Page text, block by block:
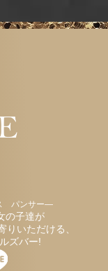
パンサー―
の子達が
りいただける、
ズバー!